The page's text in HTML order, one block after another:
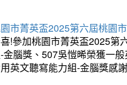
市菁英盃2025第六屆桃園
!參加桃園市菁英盃2025第
金腦獎、507吳愷晞榮獲一
英文聽寫能力組-金腦獎感